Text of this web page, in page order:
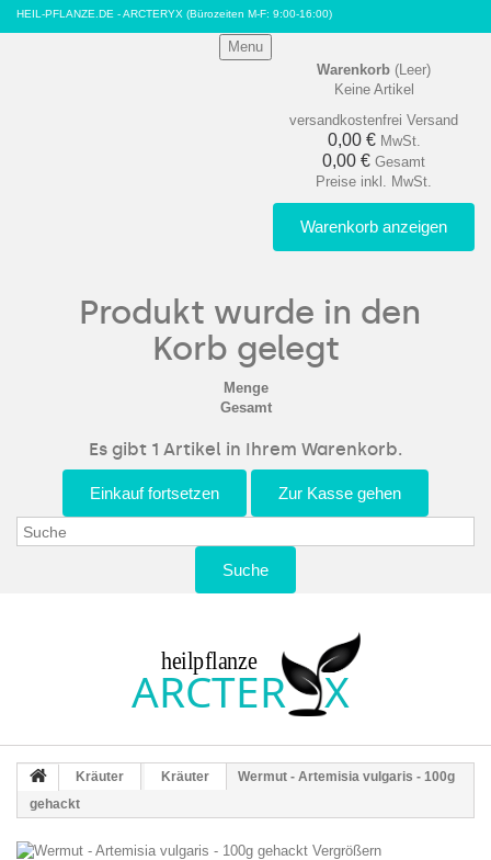
HEIL-PFLANZE.DE - ARCTERYX (Bürozeiten M-F: 9:00-16:00)
Menu
Warenkorb (Leer)
Keine Artikel
versandkostenfrei Versand
0,00 € MwSt.
0,00 € Gesamt
Preise inkl. MwSt.
Warenkorb anzeigen
Produkt wurde in den
Korb gelegt
Menge
Gesamt
Es gibt 1 Artikel in Ihrem Warenkorb.
Einkauf fortsetzen Zur Kasse gehen
Suche
Kräuter Kräuter
Wermut - Artemisia vulgaris - 100g
gehackt
Vergrößern